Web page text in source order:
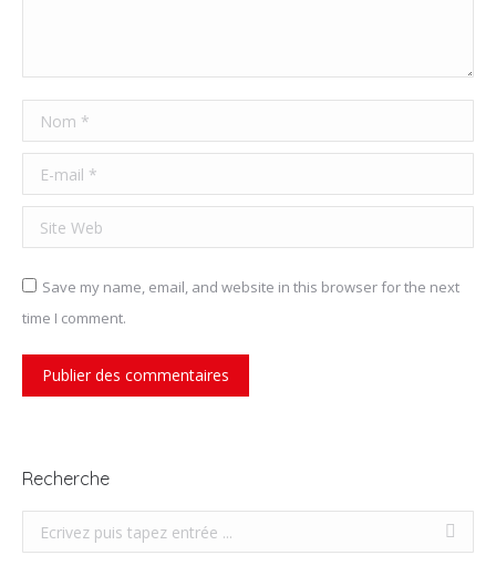
Nom *
E-mail *
Site Web
Save my name, email, and website in this browser for the next
time I comment.
Publier des commentaires
Recherche
Recherche